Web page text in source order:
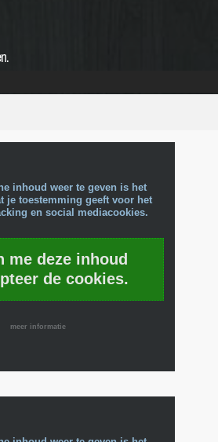
inhoud weer te geven is het
je toestemming geeft voor het
en social mediacookies.
me deze inhoud
de cookies.
meer informatie